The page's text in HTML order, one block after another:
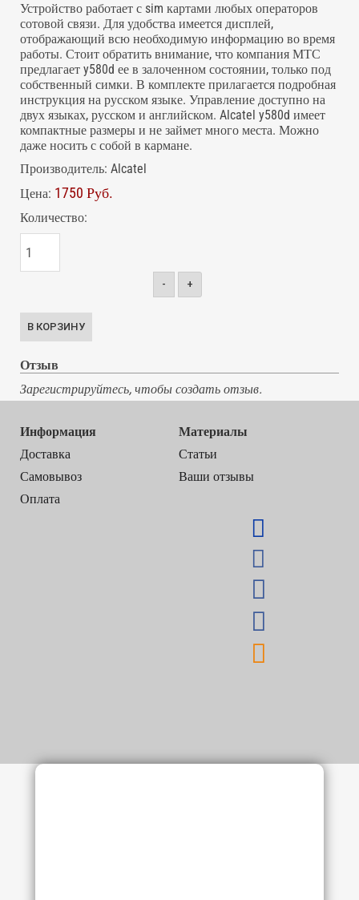
Устройство работает с sim картами любых операторов
сотовой связи. Для удобства имеется дисплей,
отображающий всю необходимую информацию во время
работы. Стоит обратить внимание, что компания МТС
предлагает y580d ее в залоченном состоянии, только под
собственный симки. В комплекте прилагается подробная
инструкция на русском языке. Управление доступно на
двух языках, русском и английском. Alcatel y580d имеет
компактные размеры и не займет много места. Можно
даже носить с собой в кармане.
Производитель: Alcatel
Цена: 1750 Руб.
Количество:
- +
Отзыв
Зарегистрируйтесь, чтобы создать отзыв.
Информация
Доставка
Самовывоз
Оплата
Материалы
Статьи
Ваши отзывы